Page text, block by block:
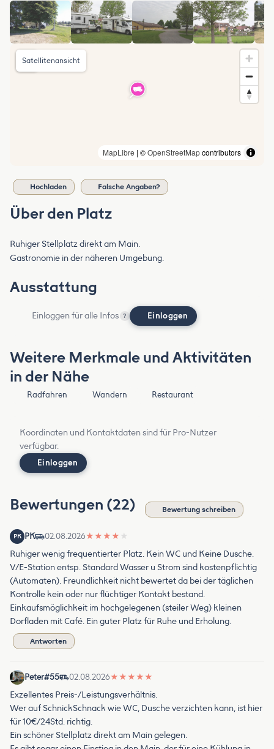
MapLibre | ©OpenStreetMapcontributors
Satellitenansicht
Hochladen Falsche Angaben?
Über den Platz
Ruhiger Stellplatz direkt am Main.
Gastronomie in der näheren Umgebung.
Ausstattung
Einloggen für alle Infos ? Einloggen
Weitere Merkmale und Aktivitäten
in der Nähe
Radfahren Wandern Restaurant
Koordinaten und Kontaktdaten sind für Pro-Nutzer
verfügbar.
Einloggen
Bewertungen (22) Bewertung schreiben
PK PK 02.08.2026★ ★ ★ ★ ★
Ruhiger wenig frequentierter Platz. Kein WC und Keine Dusche.
V/E-Station entsp. Standard Wasser u Strom sind kostenpflichtig
(Automaten). Freundlichkeit nicht bewertet da bei der täglichen
Kontrolle kein oder nur flüchtiger Kontakt bestand.
Einkaufsmöglichkeit im hochgelegenen (steiler Weg) kleinen
Dorfladen mit Café. Ein guter Platz für Ruhe und Erholung.
Antworten
Peter#55 02.08.2026★ ★ ★ ★ ★
Exzellentes Preis-/Leistungsverhältnis.
Wer auf SchnickSchnack wie WC, Dusche verzichten kann, ist hier
für 10€/24Std. richtig.
Ein schöner Stellplatz direkt am Main gelegen.